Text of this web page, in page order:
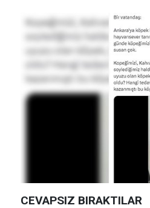
CEVAPSIZ BIRAKTILAR